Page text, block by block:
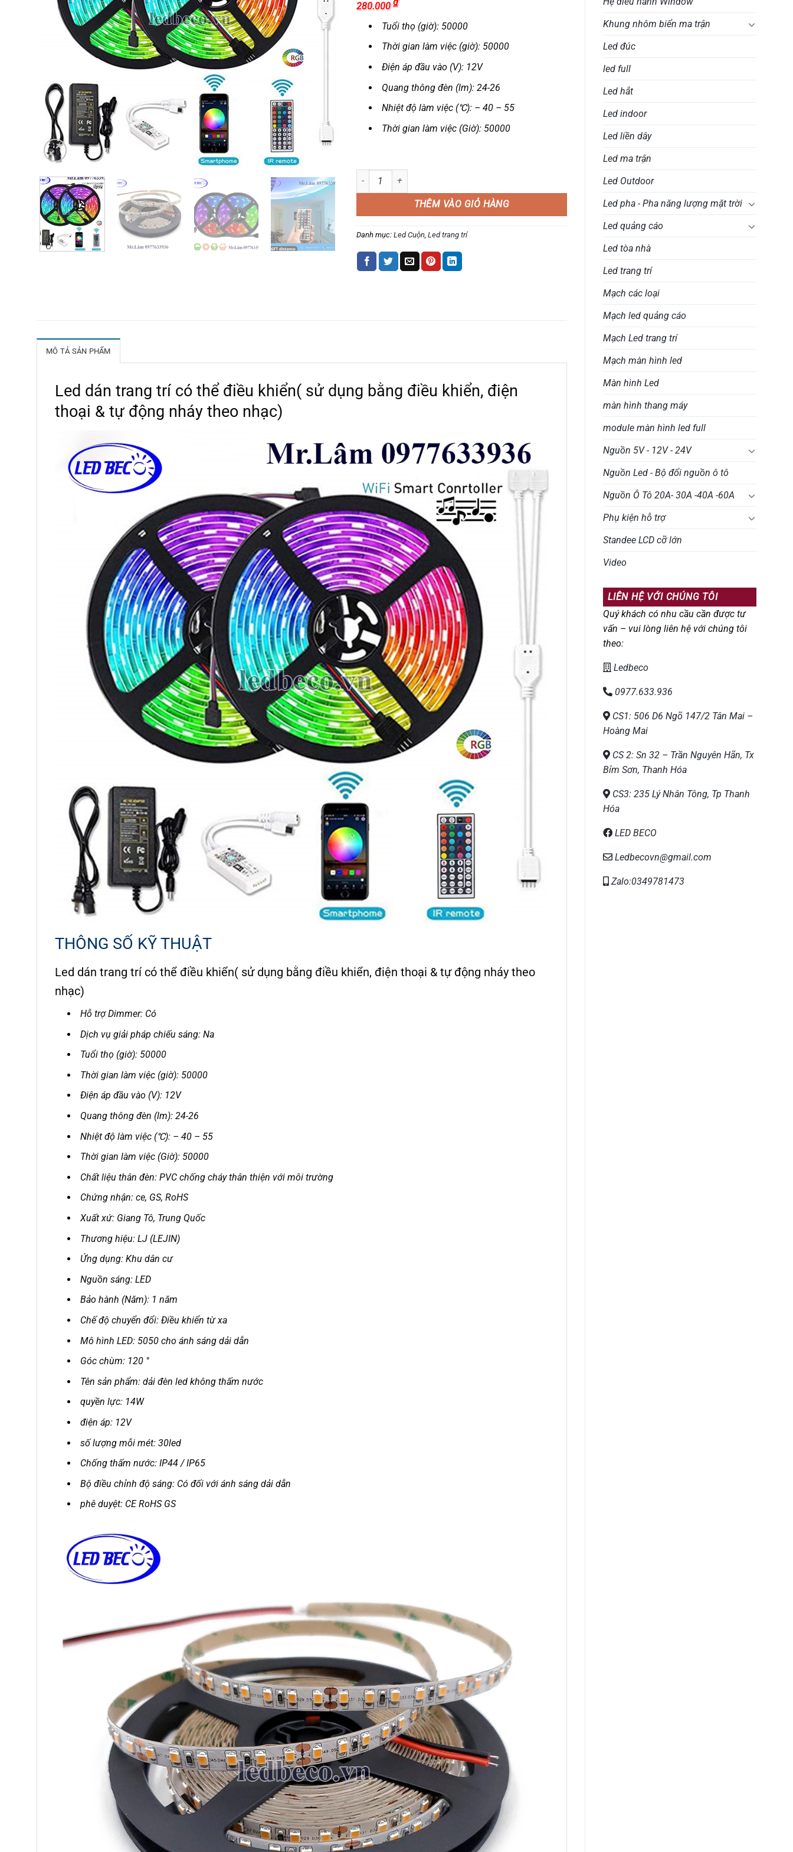
Khung nhôm biển ma trận
Led đúc
led full
Led hắt
Led indoor
Led liền dây
Led ma trận
Led Outdoor
Led pha - Pha năng lượng mặt trời
Led quảng cáo
Led tòa nhà
Led trang trí
Mạch các loại
Mạch led quảng cáo
Mạch Led trang trí
Mạch màn hình led
Màn hình Led
màn hình thang máy
module màn hình led full
Nguồn 5V - 12V - 24V
Nguồn Led - Bộ đổi nguồn ô tô
Nguồn Ô Tô 20A- 30A -40A -60A
Phụ kiện hỗ trợ
Standee LCD cỡ lớn
Video
LIÊN HỆ VỚI CHÚNG TÔI
Quý khách có nhu cầu cần được tư
vấn – vui lòng liên hệ với chúng tôi
theo:
Ledbeco
0977.633.936
CS1: 506 D6 Ngõ 147/2 Tân Mai –
Hoàng Mai
CS 2: Sn 32 – Trần Nguyên Hãn, Tx
Bỉm Sơn, Thanh Hóa
CS3: 235 Lý Nhân Tông, Tp Thanh
Hóa
LED BECO
Ledbecovn@gmail.com
Zalo:0349781473
280.000
Tuổi thọ (giờ): 50000
Thời gian làm việc (giờ): 50000
Điện áp đầu vào (V): 12V
Quang thông đèn (lm): 24-26
Nhiệt độ làm việc (℃): – 40 – 55
Thời gian làm việc (Giờ): 50000
Led dán trang trí có thể điều khiển( sử dụng bằng điều khiển, điện thoại & tự động nháy theo nhạc) số lượng
THÊM VÀO GIỎ HÀNG
Danh mục: Led Cuộn, Led trang trí
MÔ TẢ SẢN PHẨM
Led dán trang trí có thể điều khiển( sử dụng bằng điều khiển, điện
thoại & tự động nháy theo nhạc)
THÔNG SỐ KỸ THUẬT
Led dán trang trí có thể điều khiển( sử dụng bằng điều khiển, điện thoại & tự động nháy theo
nhạc)
Hỗ trợ Dimmer: Có
Dịch vụ giải pháp chiếu sáng: Na
Tuổi thọ (giờ): 50000
Thời gian làm việc (giờ): 50000
Điện áp đầu vào (V): 12V
Quang thông đèn (lm): 24-26
Nhiệt độ làm việc (℃): – 40 – 55
Thời gian làm việc (Giờ): 50000
Chất liệu thân đèn: PVC chống cháy thân thiện với môi trường
Chứng nhận: ce, GS, RoHS
Xuất xứ: Giang Tô, Trung Quốc
Thương hiệu: LJ (LEJIN)
Ứng dụng: Khu dân cư
Nguồn sáng: LED
Bảo hành (Năm): 1 năm
Chế độ chuyển đổi: Điều khiển từ xa
Mô hình LED: 5050 cho ánh sáng dải dẫn
Góc chùm: 120 °
Tên sản phẩm: dải đèn led không thấm nước
quyền lực: 14W
điện áp: 12V
số lượng mỗi mét: 30led
Chống thấm nước: IP44 / IP65
Bộ điều chỉnh độ sáng: Có đối với ánh sáng dải dẫn
phê duyệt: CE RoHS GS